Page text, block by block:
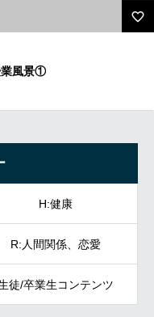
風景①
H:健康
R:人間関係、恋愛
徒/卒業生コンテンツ